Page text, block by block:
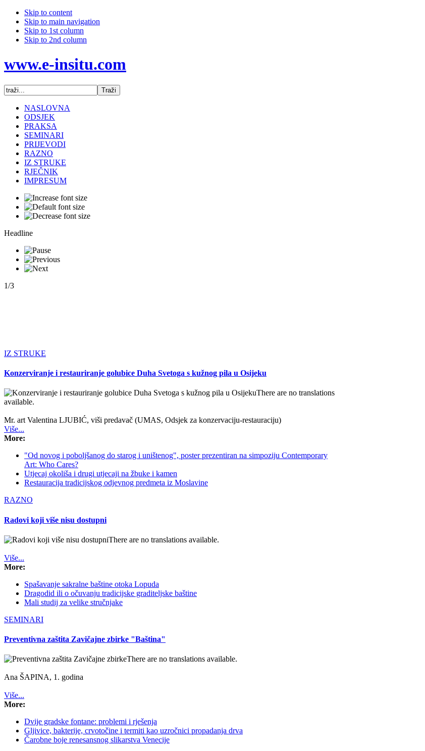
Skip to content
Skip to main navigation
Skip to 1st column
Skip to 2nd column
www.e-insitu.com
NASLOVNA
ODSJEK
PRAKSA
SEMINARI
PRIJEVODI
RAZNO
IZ STRUKE
RJEČNIK
IMPRESUM
Headline
1/3
IZ STRUKE
Konzerviranje i restauriranje golubice Duha Svetoga s kužnog pila u Osijeku
There are no translations
available.
Mr. art Valentina LJUBIĆ, viši predavač (UMAS, Odsjek za konzervaciju-restauraciju)
Više...
More:
"Od novog i poboljšanog do starog i uništenog", poster prezentiran na simpoziju Contemporary
Art: Who Cares?
Utjecaj okoliša i drugi utjecaji na žbuke i kamen
Restauracija tradicijskog odjevnog predmeta iz Moslavine
RAZNO
Radovi koji više nisu dostupni
There are no translations available.
Više...
More:
Spašavanje sakralne baštine otoka Lopuda
Dragodid ili o očuvanju tradicijske graditeljske baštine
Mali studij za velike stručnjake
SEMINARI
Preventivna zaštita Zavičajne zbirke "Baština"
There are no translations available.
Ana ŠAPINA, 1. godina
Više...
More:
Dvije gradske fontane: problemi i rješenja
Gljivice, bakterije, crvotočine i termiti kao uzročnici propadanja drva
Čarobne boje renesansnog slikarstva Venecije